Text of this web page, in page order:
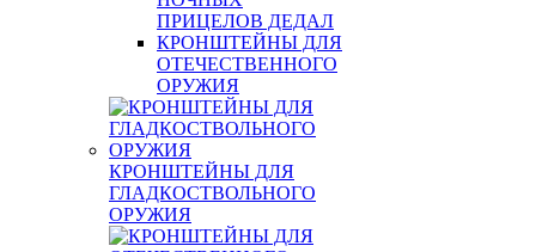
ПРИЦЕЛОВ ДЕДАЛ
КРОНШТЕЙНЫ ДЛЯ
ОТЕЧЕСТВЕННОГО
ОРУЖИЯ
КРОНШТЕЙНЫ ДЛЯ
ГЛАДКОСТВОЛЬНОГО
ОРУЖИЯ